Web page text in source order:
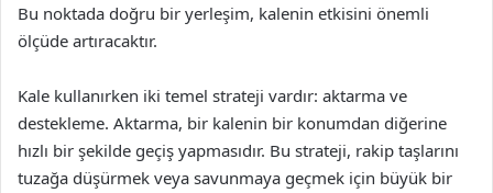
Bu noktada doğru bir yerleşim, kalenin etkisini önemli
ölçüde artıracaktır.
Kale kullanırken iki temel strateji vardır: aktarma ve
destekleme. Aktarma, bir kalenin bir konumdan diğerine
hızlı bir şekilde geçiş yapmasıdır. Bu strateji, rakip taşlarını
tuzağa düşürmek veya savunmaya geçmek için büyük bir